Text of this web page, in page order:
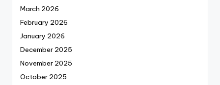
March 2026
February 2026
January 2026
December 2025
November 2025
October 2025